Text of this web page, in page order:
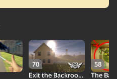
31
Exit the Backrooms: Level 94
70 58